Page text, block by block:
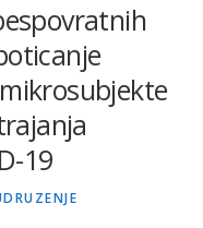
DOPRINOS
19